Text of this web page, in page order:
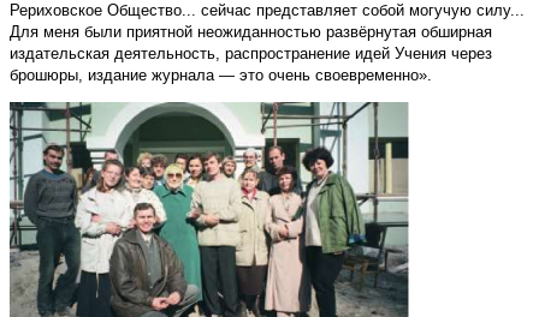
Рериховское Общество... сейчас представляет собой могучую силу...
Для меня были приятной неожиданностью развёрнутая обширная
издательская деятельность, распространение идей Учения через
брошюры, издание журнала — это очень своевременно».